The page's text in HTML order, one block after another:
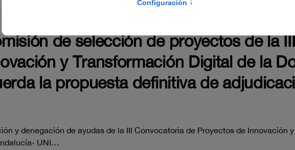
de selección de proyectos de la
y Transformación Digital de la
la propuesta definitiva de
y denegación de ayudas de la III Convocatoria de Proyectos de Innovación
UNI…